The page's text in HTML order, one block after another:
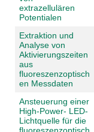
extrazellulären
Potentialen
Extraktion und
Analyse von
Aktivierungszeiten
aus
fluoreszenzoptisch
en Messdaten
Ansteuerung einer
High-Power- LED-
Lichtquelle für die
fluoreszenzoptisch